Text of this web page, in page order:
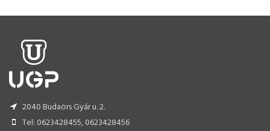
2040 Budaörs Gyár u. 2.
Tel: 0623428455, 0623428456